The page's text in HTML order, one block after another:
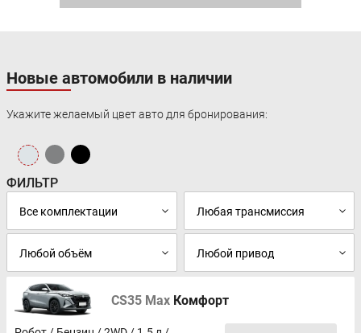
Новые автомобили в наличии
Укажите желаемый цвет авто для бронирования:
ФИЛЬТР
CS35 Max Комфорт